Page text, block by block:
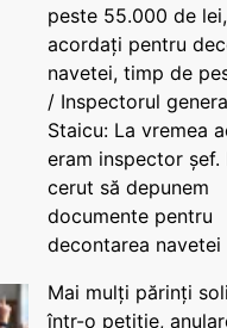
peste 55.000 de
acordați pentru
navetei, timp de
/ Inspectorul
Staicu: La vremea
eram inspector șef.
cerut să depunem
documente pentru
decontarea navetei
Mai mulți părinți
într-o petiție,